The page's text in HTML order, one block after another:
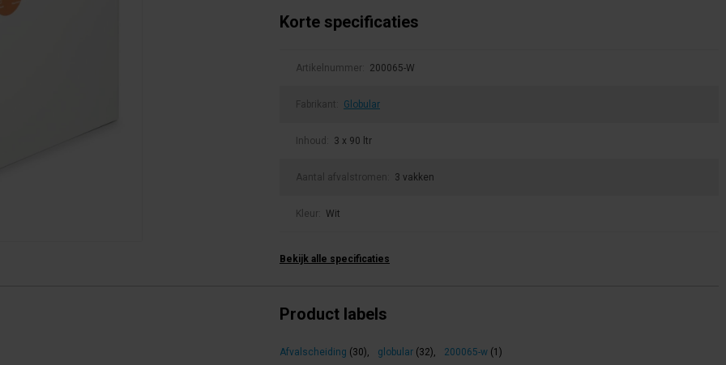
Korte specificaties
Artikelnummer: 200065-W
Fabrikant: Globular
Inhoud: 3 x 90 ltr
Aantal afvalstromen: 3 vakken
Kleur: Wit
Bekijk alle specificaties
Product labels
Afvalscheiding (30), globular (32), 200065-w (1)